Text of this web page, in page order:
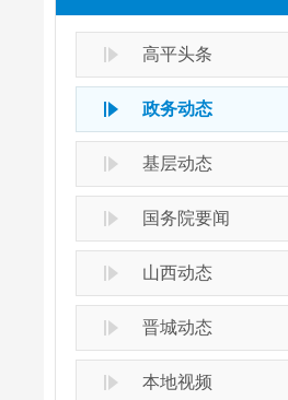
高平头条
政务动态
基层动态
国务院要闻
山西动态
晋城动态
本地视频